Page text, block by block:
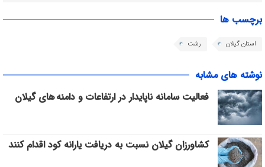
برچسب ها
استان گیلان رشت
نوشته های مشابه
فعالیت سامانه ناپایدار در ارتفاعات و دامنه های گیلان
کشاورزان گیلان نسبت به دریافت یارانه کود اقدام کنند